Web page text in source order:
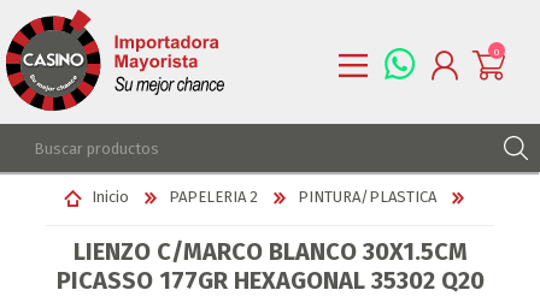
REGISTRARSE
LISTA DE DESEOS
0
0
Inicio PAPELERIA 2 PINTURA/PLASTICA
LIENZO C/MARCO BLANCO 30X1.5CM
PICASSO 177GR HEXAGONAL 35302 Q20